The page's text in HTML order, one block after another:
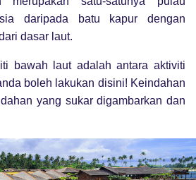
daripada batu kapur dengan
dasar laut.
bawah laut adalah antara aktiviti
boleh lakukan disini! Keindahan
yang sukar digambarkan dan